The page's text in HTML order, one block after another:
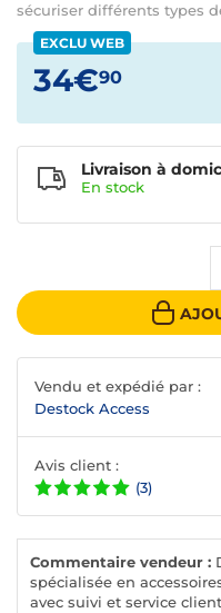
sécuriser différents types
EXCLU WEB
34€90
Livraison à
En stock
Vendu et expédié par :
Destock Access
Avis client :
(3)
Commentaire vendeur :
spécialisée en
avec suivi et service